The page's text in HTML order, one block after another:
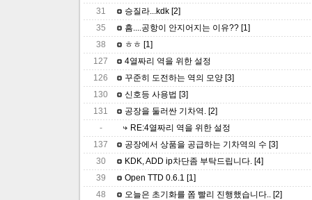
31
승질라...kdk [2]
35
흠....공항이 안지어지는 이유?? [1]
38
ㅎㅎ [1]
127
4열짜리 역을 위한 설정
126
꾸준히 도전하는 역의 모양 [3]
130
신호등 사용법 [3]
131
공장을 둘러싼 기차역. [2]
-
RE:4열짜리 역을 위한 설정
137
공장에서 상품을 공급하는 기차역의 수 [3]
30
KDK, ADD ip차단좀 부탁드립니다. [4]
39
Open TTD 0.6.1 [1]
48
오늘은 초기화를 쫌 빨리 진행했습니다.. [2]